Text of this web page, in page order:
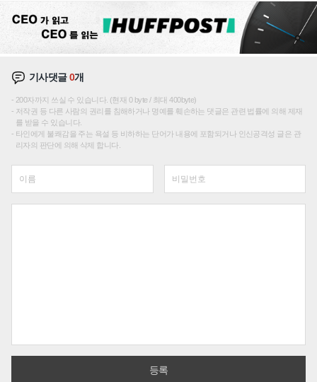
기사댓글0개
200자까지 쓰실 수 있습니다. (현재 0 byte / 최대 400byte)
저작권 등 다른 사람의 권리를 침해하거나 명예를 훼손하는 댓글은 관련 법률에 의해 제재
를 받을 수 있습니다.
타인에게 불쾌감을 주는 욕설 등 비하하는 단어가 내용에 포함되거나 인신공격성 글은 관
리자의 판단에 의해 삭제 합니다.